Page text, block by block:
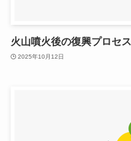
火山噴火後の復興プロセ
2025年10月12日